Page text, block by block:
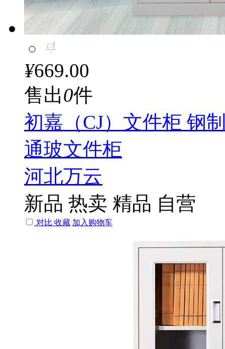
¥669.00
售出0件
初嘉（CJ）文件柜 钢
通玻文件柜
河北万云
新品 热卖 精品 自营
对比 收藏 加入购物车